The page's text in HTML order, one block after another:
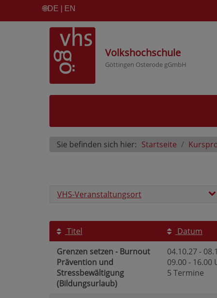
🌐DE | EN
Volkshochschule
Göttingen Osterode gGmbH
Sie befinden sich hier: Startseite
VHS-Veranstaltungsort
Titel Datum
Grenzen setzen - Burnout
Prävention und
Stressbewältigung
(Bildungsurlaub)
04.10.27 -
09.00 - 16.00
5 Termine